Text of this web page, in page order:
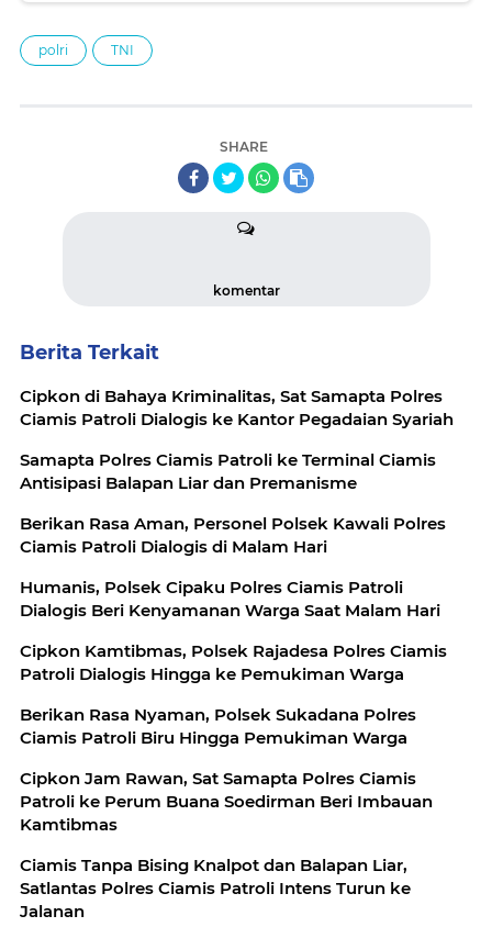
polri TNI
SHARE
komentar
Berita Terkait
Cipkon di Bahaya Kriminalitas, Sat Samapta Polres
Ciamis Patroli Dialogis ke Kantor Pegadaian Syariah
Samapta Polres Ciamis Patroli ke Terminal Ciamis
Antisipasi Balapan Liar dan Premanisme
Berikan Rasa Aman, Personel Polsek Kawali Polres
Ciamis Patroli Dialogis di Malam Hari
Humanis, Polsek Cipaku Polres Ciamis Patroli
Dialogis Beri Kenyamanan Warga Saat Malam Hari
Cipkon Kamtibmas, Polsek Rajadesa Polres Ciamis
Patroli Dialogis Hingga ke Pemukiman Warga
Berikan Rasa Nyaman, Polsek Sukadana Polres
Ciamis Patroli Biru Hingga Pemukiman Warga
Cipkon Jam Rawan, Sat Samapta Polres Ciamis
Patroli ke Perum Buana Soedirman Beri Imbauan
Kamtibmas
Ciamis Tanpa Bising Knalpot dan Balapan Liar,
Satlantas Polres Ciamis Patroli Intens Turun ke
Jalanan